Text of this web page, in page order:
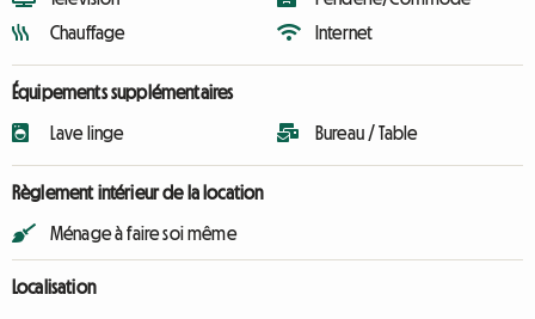
Chauffage
Internet
Équipements supplémentaires
Lave linge Bureau / Table
Règlement intérieur de la location
Ménage à faire soi même
Localisation